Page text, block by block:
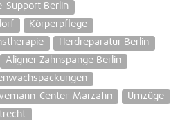
Support Berlin
Körperpflege
Herdreparatur Berlin
Aligner Zahnspange Berlin
Center-Marzahn
Umzüge